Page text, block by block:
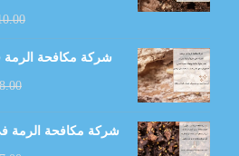
شركة مكافحة الرمة في
8.00
شركة مكافحة الرمة في ام